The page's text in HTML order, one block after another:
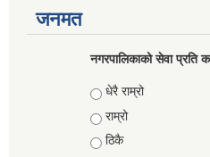
जनमत
नगरपालिकाको सेवा प्रति
Choices
धेरै राम्रो
राम्रो
ठिकै